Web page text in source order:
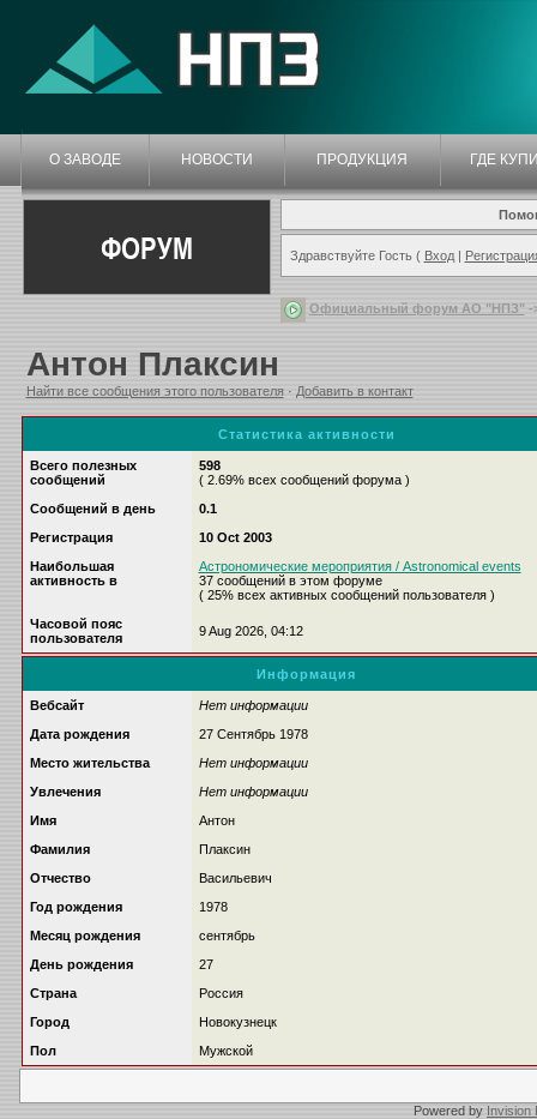
О ЗАВОДЕ НОВОСТИ ПРОДУКЦИЯ ГДЕ
ФОРУМ Здравствуйте Гость ( Вход|
Официальный форум АО "НПЗ"-
Антон Плаксин
Найти все сообщения этого пользователя· Добавить в контакт
Статистика активности
Всего полезных
сообщений
598
( 2.69% всех сообщений форума )
Сообщений в день
0.1
Регистрация
10 Oct 2003
Наибольшая
активность в
Астрономические мероприятия / Astronomical events
37 сообщений в этом форуме
( 25% всех активных сообщений пользователя )
Часовой пояс
пользователя
9 Aug 2026, 04:12
Информация
Вебсайт
Нет информации
Дата рождения
27 Сентябрь 1978
Место жительства
Нет информации
Увлечения
Нет информации
Имя
Антон
Фамилия
Плаксин
Отчество
Васильевич
Год рождения
1978
Месяц рождения
сентябрь
День рождения
27
Страна
Россия
Город
Новокузнецк
Пол
Мужской
Powered by Invision